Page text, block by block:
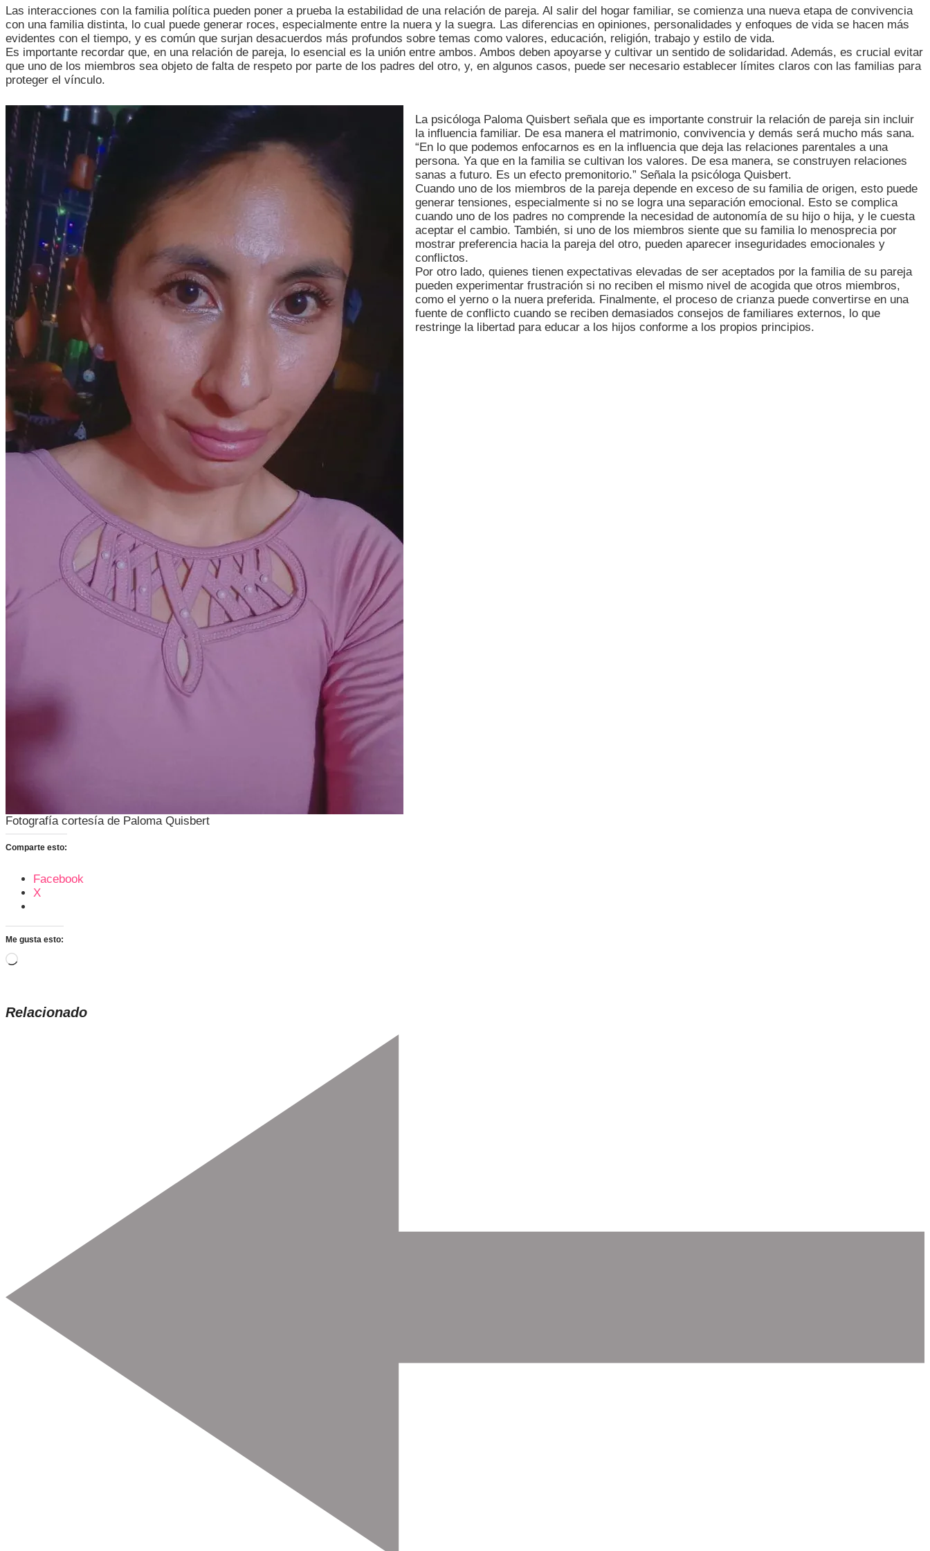
UNIDAD
DE
PAREJA
FRENTE
A
POLÍTICA
Las interacciones con la familia política pueden poner a prueba la estabilidad de una relación de pareja. Al salir del hogar familiar, se comienza una nueva etapa de convivencia
con una familia distinta, lo cual puede generar roces, especialmente entre la nuera y la suegra. Las diferencias en opiniones, personalidades y enfoques de vida se hacen más
evidentes con el tiempo, y es común que surjan desacuerdos más profundos sobre temas como valores, educación, religión, trabajo y estilo de vida.
Es importante recordar que, en una relación de pareja, lo esencial es la unión entre ambos. Ambos deben apoyarse y cultivar un sentido de solidaridad. Además, es crucial evitar
que uno de los miembros sea objeto de falta de respeto por parte de los padres del otro, y, en algunos casos, puede ser necesario establecer límites claros con las familias para
proteger el vínculo.
Fotografía cortesía de Paloma Quisbert
La psicóloga Paloma Quisbert señala que es importante construir la relación de pareja sin incluir
la influencia familiar. De esa manera el matrimonio, convivencia y demás será mucho más sana.
“En lo que podemos enfocarnos es en la influencia que deja las relaciones parentales a una
persona. Ya que en la familia se cultivan los valores. De esa manera, se construyen relaciones
sanas a futuro. Es un efecto premonitorio.” Señala la psicóloga Quisbert.
Cuando uno de los miembros de la pareja depende en exceso de su familia de origen, esto puede
generar tensiones, especialmente si no se logra una separación emocional. Esto se complica
cuando uno de los padres no comprende la necesidad de autonomía de su hijo o hija, y le cuesta
aceptar el cambio. También, si uno de los miembros siente que su familia lo menosprecia por
mostrar preferencia hacia la pareja del otro, pueden aparecer inseguridades emocionales y
conflictos.
Por otro lado, quienes tienen expectativas elevadas de ser aceptados por la familia de su pareja
pueden experimentar frustración si no reciben el mismo nivel de acogida que otros miembros,
como el yerno o la nuera preferida. Finalmente, el proceso de crianza puede convertirse en una
fuente de conflicto cuando se reciben demasiados consejos de familiares externos, lo que
restringe la libertad para educar a los hijos conforme a los propios principios.
Comparte esto:
Facebook
X
Me gusta esto:
Cargando...
Relacionado